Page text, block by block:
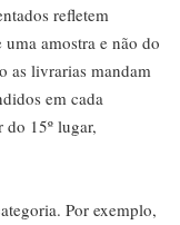
refletem
amostra e não do
as livrarias mandam
em cada
do 15º lugar,
Por exemplo,